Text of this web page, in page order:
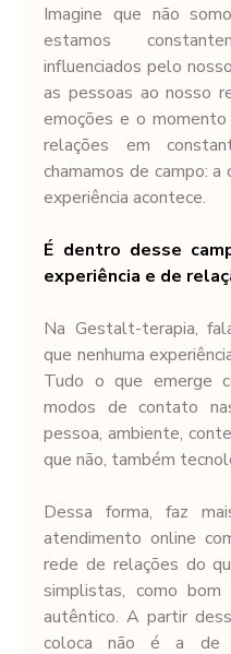
Imagine que não
estamos
influenciados pelo
as pessoas ao nosso
emoções e o
relações em
chamamos de campo: a
experiência acontece.
É dentro desse
experiência e de
Na Gestalt-terapia,
que nenhuma
Tudo o que emerge
modos de contato
pessoa, ambiente,
que não, também
Dessa forma, faz
atendimento online
rede de relações do
simplistas, como
autêntico. A partir
coloca não é a de